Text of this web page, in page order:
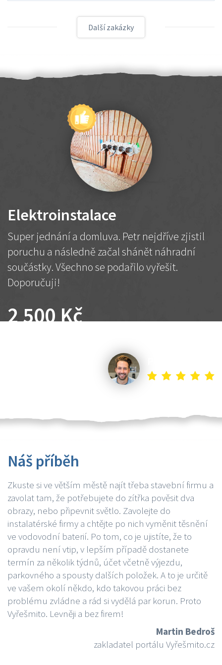
Další zakázky
Elektroinstalace
Super jednání a domluva. Petr nejdříve zjistil
poruchu a následně začal shánět náhradní
součástky. Všechno se podařilo vyřešit.
Doporučuji!
2 500 Kč
Náš příběh
Zkuste si ve větším městě najít třeba stavební firmu a
zavolat tam, že potřebujete do zítřka pověsit dva
obrazy, nebo připevnit světlo. Zavolejte do
instalatérské firmy a chtějte po nich vyměnit těsnění
ve vodovodní baterií. Po tom, co je ujistíte, že to
opravdu není vtip, v lepším případě dostanete
termín za několik týdnů, účet včetně výjezdu,
parkovného a spousty dalších položek. A to je určitě
ve vašem okolí někdo, kdo takovou práci bez
problému zvládne a rád si vydělá par korun. Proto
Vyřešmito. Levněji a bez firem!
Martin Bedroš
zakladatel portálu Vyřešmito.cz